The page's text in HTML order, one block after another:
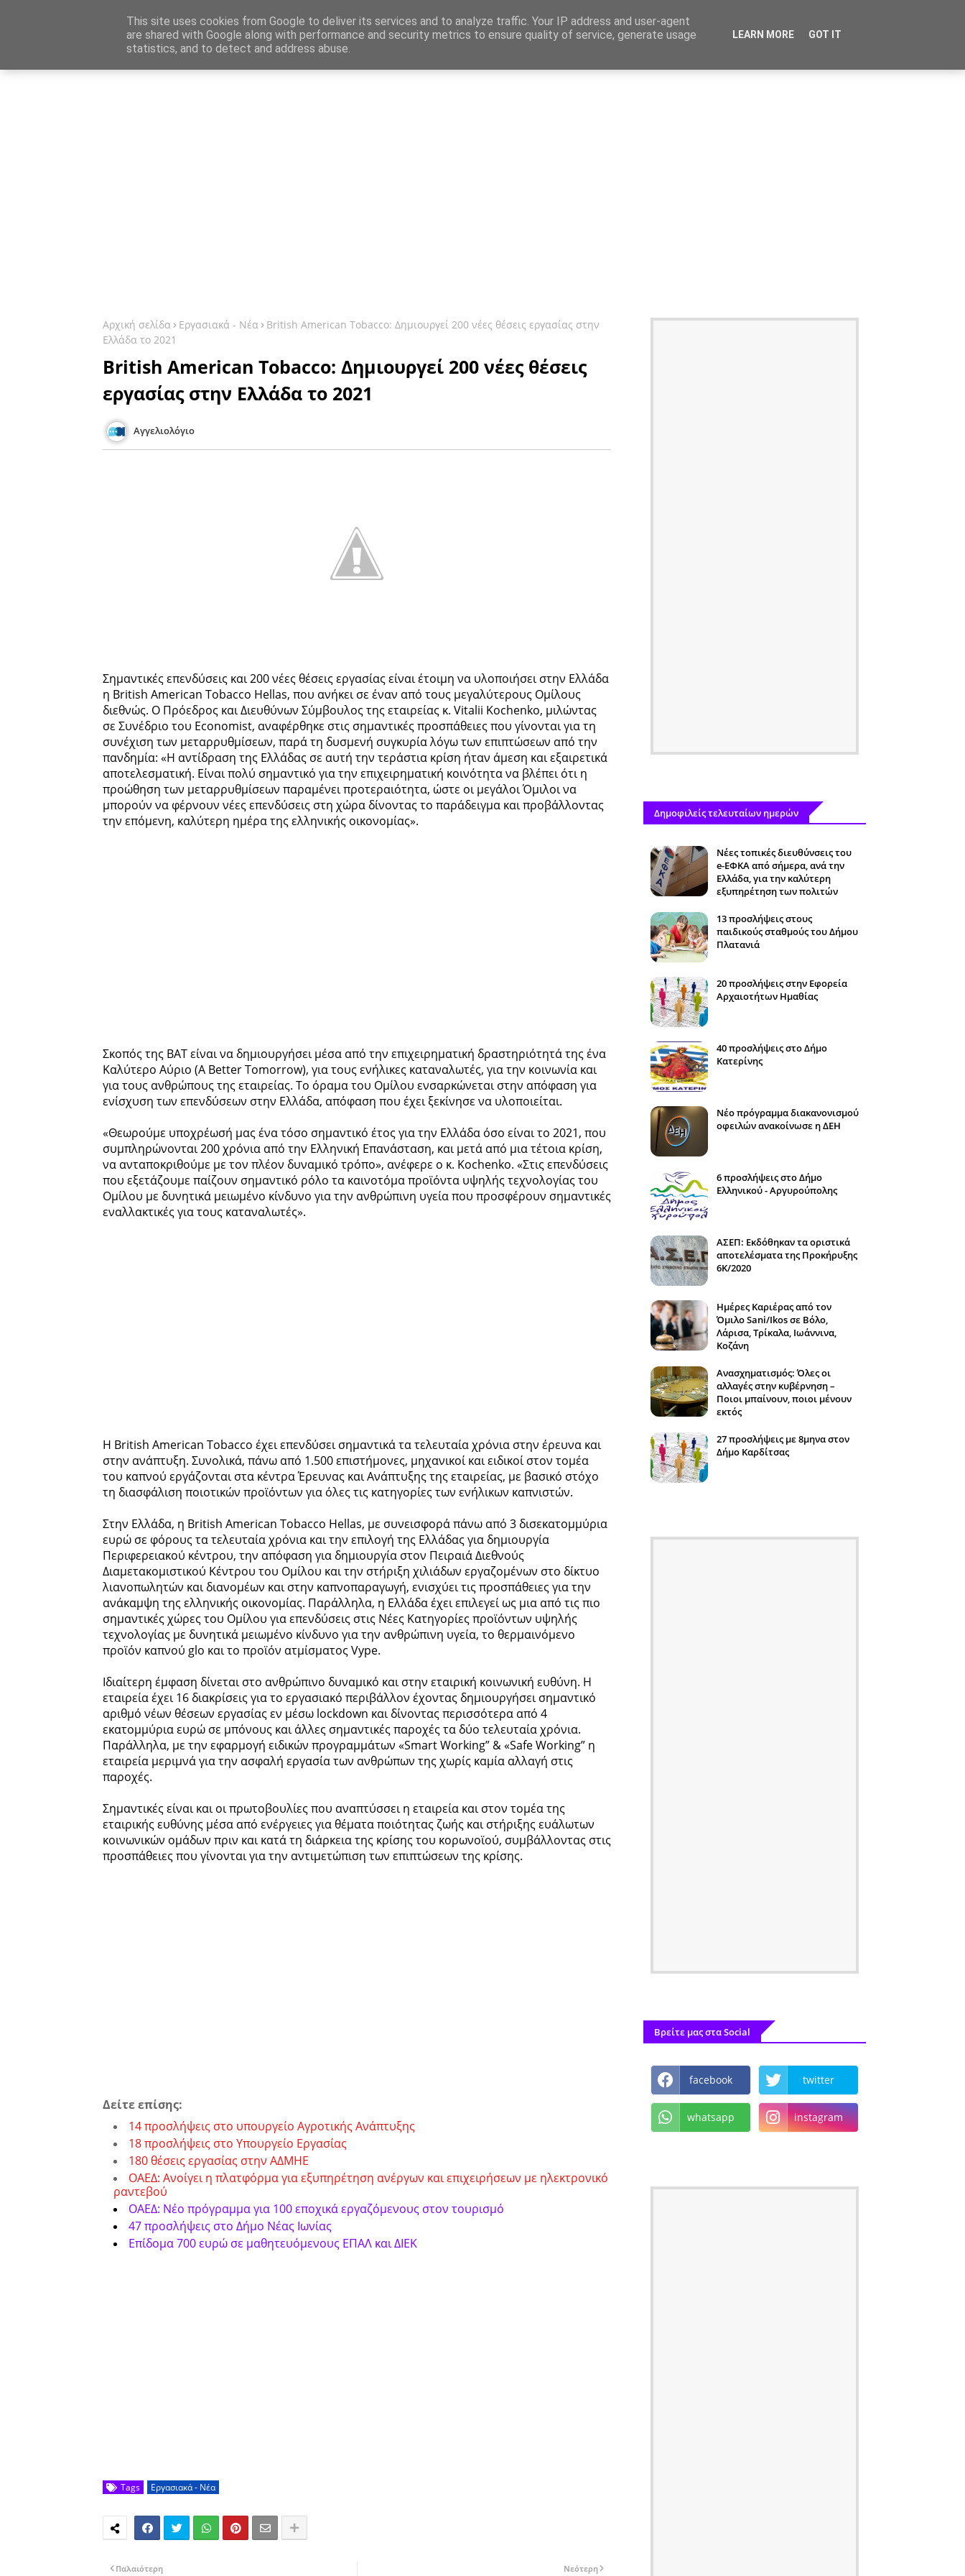
Καταχώρηση Αγγελίας Επικοινωνία Site Map
Ενημέρωση Αγγελίες Εργασίας
Αρχική σελίδα Εργασιακά - Νέα
British American Tobacco: Δημιουργεί 200 νέες θέσεις εργασίας στην
Ελλάδα το 2021
British American Tobacco: Δημιουργεί 200 νέες θέσεις
εργασίας στην Ελλάδα το 2021
Αγγελιολόγιο
Σημαντικές επενδύσεις και 200 νέες θέσεις εργασίας είναι έτοιμη να υλοποιήσει στην Ελλάδα
η British American Tobacco Hellas, που ανήκει σε έναν από τους μεγαλύτερους Ομίλους
διεθνώς. Ο Πρόεδρος και Διευθύνων Σύμβουλος της εταιρείας κ. Vitalii Kochenko, μιλώντας
σε Συνέδριο του Economist, αναφέρθηκε στις σημαντικές προσπάθειες που γίνονται για τη
συνέχιση των μεταρρυθμίσεων, παρά τη δυσμενή συγκυρία λόγω των επιπτώσεων από την
πανδημία: «Η αντίδραση της Ελλάδας σε αυτή την τεράστια κρίση ήταν άμεση και εξαιρετικά
αποτελεσματική. Είναι πολύ σημαντικό για την επιχειρηματική κοινότητα να βλέπει ότι η
προώθηση των μεταρρυθμίσεων παραμένει προτεραιότητα, ώστε οι μεγάλοι Όμιλοι να
μπορούν να φέρνουν νέες επενδύσεις στη χώρα δίνοντας το παράδειγμα και προβάλλοντας
την επόμενη, καλύτερη ημέρα της ελληνικής οικονομίας».
Σκοπός της ΒΑΤ είναι να δημιουργήσει μέσα από την επιχειρηματική δραστηριότητά της ένα
Καλύτερο Αύριο (A Better Tomorrow), για τους ενήλικες καταναλωτές, για την κοινωνία και
για τους ανθρώπους της εταιρείας. Το όραμα του Ομίλου ενσαρκώνεται στην απόφαση για
ενίσχυση των επενδύσεων στην Ελλάδα, απόφαση που έχει ξεκίνησε να υλοποιείται.
«Θεωρούμε υποχρέωσή μας ένα τόσο σημαντικό έτος για την Ελλάδα όσο είναι το 2021, που
συμπληρώνονται 200 χρόνια από την Ελληνική Επανάσταση, και μετά από μια τέτοια κρίση,
να ανταποκριθούμε με τον πλέον δυναμικό τρόπο», ανέφερε ο κ. Kochenko. «Στις επενδύσεις
που εξετάζουμε παίζουν σημαντικό ρόλο τα καινοτόμα προϊόντα υψηλής τεχνολογίας του
Ομίλου με δυνητικά μειωμένο κίνδυνο για την ανθρώπινη υγεία που προσφέρουν σημαντικές
εναλλακτικές για τους καταναλωτές».
Η British American Tobacco έχει επενδύσει σημαντικά τα τελευταία χρόνια στην έρευνα και
στην ανάπτυξη. Συνολικά, πάνω από 1.500 επιστήμονες, μηχανικοί και ειδικοί στον τομέα
του καπνού εργάζονται στα κέντρα Έρευνας και Ανάπτυξης της εταιρείας, με βασικό στόχο
τη διασφάλιση ποιοτικών προϊόντων για όλες τις κατηγορίες των ενήλικων καπνιστών.
Στην Ελλάδα, η British American Tobacco Hellas, με συνεισφορά πάνω από 3 δισεκατομμύρια
ευρώ σε φόρους τα τελευταία χρόνια και την επιλογή της Ελλάδας για δημιουργία
Περιφερειακού κέντρου, την απόφαση για δημιουργία στον Πειραιά Διεθνούς
Διαμετακομιστικού Κέντρου του Ομίλου και την στήριξη χιλιάδων εργαζομένων στο δίκτυο
λιανοπωλητών και διανομέων και στην καπνοπαραγωγή, ενισχύει τις προσπάθειες για την
ανάκαμψη της ελληνικής οικονομίας. Παράλληλα, η Ελλάδα έχει επιλεγεί ως μια από τις πιο
σημαντικές χώρες του Ομίλου για επενδύσεις στις Νέες Κατηγορίες προϊόντων υψηλής
τεχνολογίας με δυνητικά μειωμένο κίνδυνο για την ανθρώπινη υγεία, το θερμαινόμενο
προϊόν καπνού glo και το προϊόν ατμίσματος Vype.
Ιδιαίτερη έμφαση δίνεται στο ανθρώπινο δυναμικό και στην εταιρική κοινωνική ευθύνη. Η
εταιρεία έχει 16 διακρίσεις για το εργασιακό περιβάλλον έχοντας δημιουργήσει σημαντικό
αριθμό νέων θέσεων εργασίας εν μέσω lockdown και δίνοντας περισσότερα από 4
εκατομμύρια ευρώ σε μπόνους και άλλες σημαντικές παροχές τα δύο τελευταία χρόνια.
Παράλληλα, με την εφαρμογή ειδικών προγραμμάτων «Smart Working” & «Safe Working” η
εταιρεία μεριμνά για την ασφαλή εργασία των ανθρώπων της χωρίς καμία αλλαγή στις
παροχές.
Σημαντικές είναι και οι πρωτοβουλίες που αναπτύσσει η εταιρεία και στον τομέα της
εταιρικής ευθύνης μέσα από ενέργειες για θέματα ποιότητας ζωής και στήριξης ευάλωτων
κοινωνικών ομάδων πριν και κατά τη διάρκεια της κρίσης του κορωνοϊού, συμβάλλοντας στις
προσπάθειες που γίνονται για την αντιμετώπιση των επιπτώσεων της κρίσης.
Δείτε επίσης:
14 προσλήψεις στο υπουργείο Αγροτικής Ανάπτυξης
18 προσλήψεις στο Υπουργείο Εργασίας
180 θέσεις εργασίας στην ΑΔΜΗΕ
ΟΑΕΔ: Ανοίγει η πλατφόρμα για εξυπηρέτηση ανέργων και επιχειρήσεων με ηλεκτρονικό
ραντεβού
ΟΑΕΔ: Νέο πρόγραμμα για 100 εποχικά εργαζόμενους στον τουρισμό
47 προσλήψεις στο Δήμο Νέας Ιωνίας
Επίδομα 700 ευρώ σε μαθητευόμενους ΕΠΑΛ και ΔΙΕΚ
Tags Εργασιακά - Νέα
Νεότερη
Παλαιότερη
Δημοφιλείς τελευταίων ημερών
Νέες τοπικές διευθύνσεις του
e-ΕΦΚΑ από σήμερα, ανά την
Ελλάδα, για την καλύτερη
εξυπηρέτηση των πολιτών
13 προσλήψεις στους
παιδικούς σταθμούς του Δήμου
Πλατανιά
20 προσλήψεις στην Εφορεία
Αρχαιοτήτων Ημαθίας
40 προσλήψεις στο Δήμο
Κατερίνης
Νέο πρόγραμμα διακανονισμού
οφειλών ανακοίνωσε η ΔΕΗ
6 προσλήψεις στο Δήμο
Ελληνικού - Αργυρούπολης
ΑΣΕΠ: Εκδόθηκαν τα οριστικά
αποτελέσματα της Προκήρυξης
6Κ/2020
Ημέρες Καριέρας από τον
Όμιλο Sani/Ikos σε Βόλο,
Λάρισα, Τρίκαλα, Ιωάννινα,
Κοζάνη
Ανασχηματισμός: Όλες οι
αλλαγές στην κυβέρνηση –
Ποιοι μπαίνουν, ποιοι μένουν
εκτός
27 προσλήψεις με 8μηνα στον
Δήμο Καρδίτσας
Βρείτε μας στα Social
facebook twitter
whatsapp instagram
This site uses cookies from Google to deliver its services and to analyze traffic. Your IP address and user-agent
are shared with Google along with performance and security metrics to ensure quality of service, generate usage
statistics, and to detect and address abuse.
LEARN MORE GOT IT